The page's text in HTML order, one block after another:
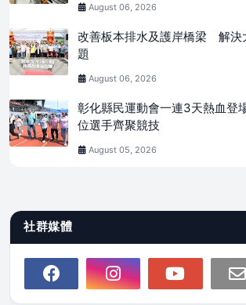
August 06, 2026
改善板本排水及護岸橋梁 解決
題
August 06, 2026
彰化縣民運動會一連3天熱血
位選手齊聚競技
August 05, 2026
社群媒體